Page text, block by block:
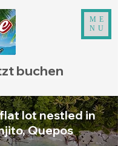
ME
NU
buchen
flat lot nestled in
Quepos